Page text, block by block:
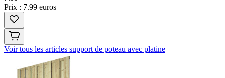
Prix : 7.99 euros
Voir tous les articles support de poteau avec platine